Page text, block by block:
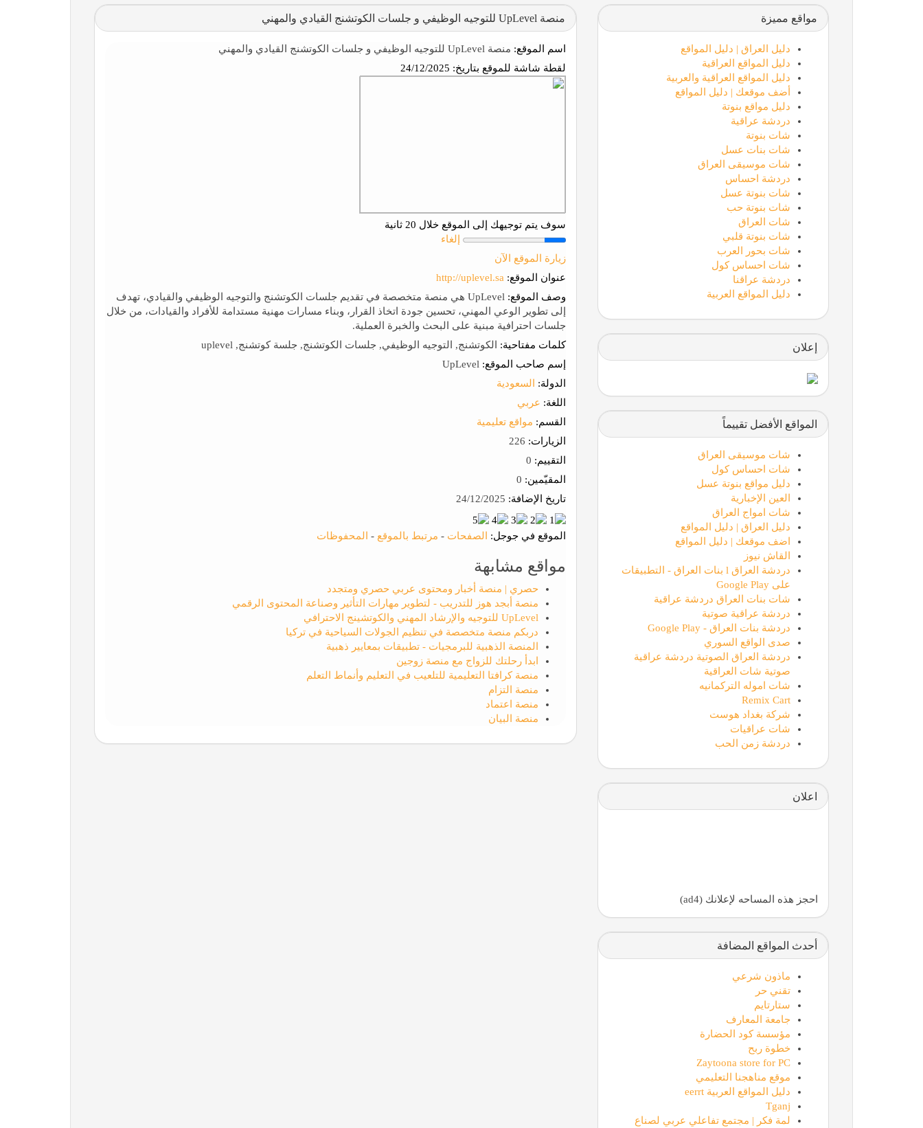
منصة UpLevel للتوجيه الوظيفي و جلسات الكوتشنج القيادي والمهني
اسم الموقع: منصة UpLevel للتوجيه الوظيفي و جلسات الكوتشنج القيادي والمهني
لقطة شاشة للموقع بتاريخ:
سوف يتم توجيهك إلى الموقع خلال 20 ثانية
إلغاء
زيارة الموقع الآن
عنوان الموقع: http://uplevel.sa
وصف الموقع:
UpLevel هي منصة متخصصة في تقديم جلسات الكوتشنج والتوجيه الوظيفي والقيادي، تهدف
إلى تطوير الوعي المهني، تحسين جودة اتخاذ القرار، وبناء مسارات مهنية مستدامة للأفراد والقيادات، من خلال
جلسات احترافية مبنية على البحث والخبرة العملية.
كلمات مفتاحية: الكوتشنج, التوجيه الوظيفي, جلسات الكوتشنج, جلسة كوتشنج, uplevel
إسم صاحب الموقع:
الدولة:
السعودية
اللغة: عربي
القسم: مواقع تعليمية
الزيارات:
التقييم:
المقيّمين:
تاريخ الإضافة:
الموقع في جوجل: الصفحات - مرتبط بالموقع - المحفوظات
مواقع مشابهة
حصري | منصة أخبار ومحتوى عربي حصري ومتجدد
منصة أبجد هوز للتدريب - لتطوير مهارات التأثير وصناعة المحتوى الرقمي
UpLevel للتوجيه والإرشاد المهني والكوتشينج الاحترافي
دربكم منصة متخصصة في تنظيم الجولات السياحية في تركيا
المنصة الذهبية للبرمجيات - تطبيقات بمعايير ذهبية
ابدأ رحلتك للزواج مع منصة زوجين
منصة كرافتا التعليمية للتلعيب في التعليم وأنماط التعلم
منصة التزام
منصة اعتماد
منصة البيان
مواقع مميزة
دليل العراق | دليل المواقع
دليل المواقع العراقية
دليل المواقع العراقية والعربية
أضف موقعك | دليل المواقع
دليل مواقع بنوتة
دردشة عراقية
شات بنوتة
شات بنات عسل
شات موسيقى العراق
دردشة احساس
شات بنوتة عسل
شات بنوتة حب
شات العراق
شات بنوتة قلبي
شات بحور العرب
شات احساس كول
دردشة عراقنا
دليل المواقع العربية
إعلان
المواقع الأفضل تقييماً
شات موسيقى العراق
شات احساس كول
دليل مواقع بنوتة عسل
العين الإخبارية
شات امواج العراق
دليل العراق | دليل المواقع
اضف موقعك | دليل المواقع
القاش نيوز
دردشة العراق l بنات العراق - التطبيقات
على Google Play
شات بنات العراق دردشة عراقية
دردشة عراقية صوتية
دردشة بنات العراق - Google Play
صدى الواقع السوري
دردشة العراق الصوتية دردشة عراقية
صوتية شات العراقية
شات اموله التركمانيه
Remix Cart
شركة بغداد هوست
شات عراقيات
دردشة زمن الحب
اعلان
احجز هذه المساحه لإعلانك (ad4)
أحدث المواقع المضافة
ماذون شرعي
تقني حر
ستارتايم
جامعة المعارف
مؤسسة كود الحضارة
خطوة ربح
Zaytoona store for PC
موقع مناهجنا التعليمي
دليل المواقع العربية eerrt
Tganj
لمة فكر | مجتمع تفاعلي عربي لصناع